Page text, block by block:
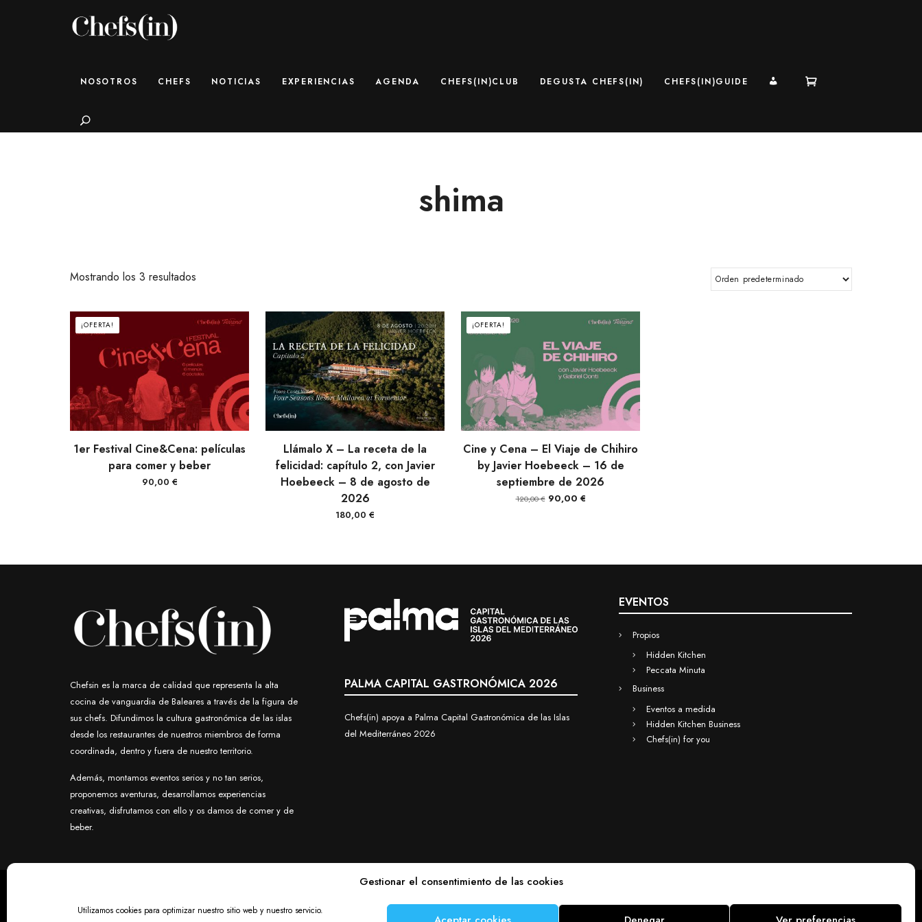
Gestionar el consentimiento de las cookies
Utilizamos cookies para optimizar nuestro sitio web y nuestro servicio.
NOSOTROS CHEFS NOTICIAS EXPERIENCIAS AGENDA CHEFS(IN)CLUB DEGUSTA CHEFS(IN) CHEFS(IN)GUIDE MI CUENTA
shima
Mostrando los 3 resultados
¡OFERTA!
VER PRODUCTOS
1er Festival Cine&Cena: películas
para comer y beber
90,00 €
AÑADIR AL CARRITO
Llámalo X – La receta de la
felicidad: capítulo 2, con Javier
Hoebeeck – 8 de agosto de
2026
180,00 €
¡OFERTA!
AÑADIR AL CARRITO
Cine y Cena – El Viaje de Chihiro
by Javier Hoebeeck – 16 de
septiembre de 2026
120,00€ El
120,00 €.
90,00 €El
90,00 €.
Chefsin es la marca de calidad que representa la alta
cocina de vanguardia de Baleares a través de la figura de
sus chefs. Difundimos la cultura gastronómica de las islas
desde los restaurantes de nuestros miembros de forma
coordinada, dentro y fuera de nuestro territorio.
Además, montamos eventos serios y no tan serios,
proponemos aventuras, desarrollamos experiencias
creativas, disfrutamos con ello y os damos de comer y de
beber.
PALMA CAPITAL GASTRONÓMICA 2026
Chefs(in) apoya a Palma Capital Gastronómica de las Islas
del Mediterráneo 2026
EVENTOS
Propios
Hidden Kitchen
Peccata Minuta
Business
Eventos a medida
Hidden Kitchen Business
Chefs(in) for you
Chefs(in) is a Deacorde brand © Copyright 2012-2025. All rights reserved.